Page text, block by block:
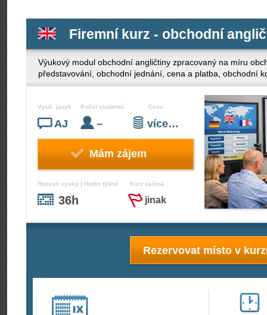
Firemní kurz - obchodní
Výukový modul obchodní angličtiny zpracovaný na míru
představování, obchodní jednání, cena a platba, obchodní
Vyuč. jazyk
AJ
Počet studentů
–
Cena
více…
Mám zájem
Rozsah výuky | Hodin týdně
36h
Kurz začíná
jinak
Rezervovat místo v